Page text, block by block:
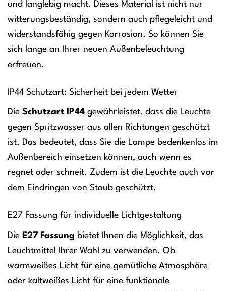
und langlebig macht. Dieses Material ist nicht nur
witterungsbeständig, sondern auch pflegeleicht und
widerstandsfähig gegen Korrosion. So können Sie
sich lange an Ihrer neuen Außenbeleuchtung
erfreuen.
IP44 Schutzart: Sicherheit bei jedem Wetter
Die Schutzart IP44 gewährleistet, dass die Leuchte
gegen Spritzwasser aus allen Richtungen geschützt
ist. Das bedeutet, dass Sie die Lampe bedenkenlos im
Außenbereich einsetzen können, auch wenn es
regnet oder schneit. Zudem ist die Leuchte auch vor
dem Eindringen von Staub geschützt.
E27 Fassung für individuelle Lichtgestaltung
Die E27 Fassung bietet Ihnen die Möglichkeit, das
Leuchtmittel Ihrer Wahl zu verwenden. Ob
warmweißes Licht für eine gemütliche Atmosphäre
oder kaltweißes Licht für eine funktionale